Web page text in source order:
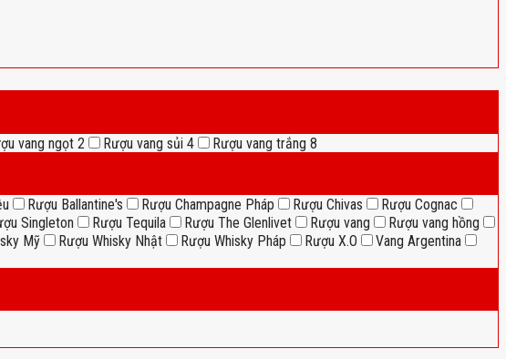
vang ngọt 2 Rượu vang sủi 4 Rượu vang trắng 8
Rượu Ballantine's Rượu Champagne Pháp Rượu Chivas
Rượu Cognac
Singleton Rượu Tequila Rượu The Glenlivet Rượu vang
Rượu vang hồng
Mỹ Rượu Whisky Nhật Rượu Whisky Pháp Rượu X.O
Vang Argentina